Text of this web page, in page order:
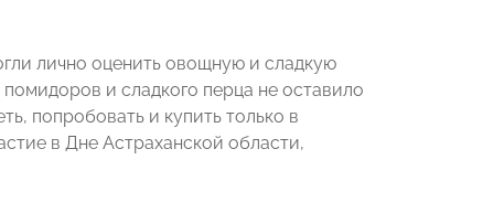
лично оценить овощную и сладкую
и сладкого перца не оставило
попробовать и купить только в
в Дне Астраханской области,